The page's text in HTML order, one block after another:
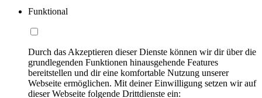
Funktional
Durch das Akzeptieren dieser Dienste können wir dir über die
grundlegenden Funktionen hinausgehende Features
bereitstellen und dir eine komfortable Nutzung unserer
Webseite ermöglichen. Mit deiner Einwilligung setzen wir auf
dieser Webseite folgende Drittdienste ein: